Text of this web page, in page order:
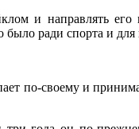
и направлять
ради спорта и
по-своему и